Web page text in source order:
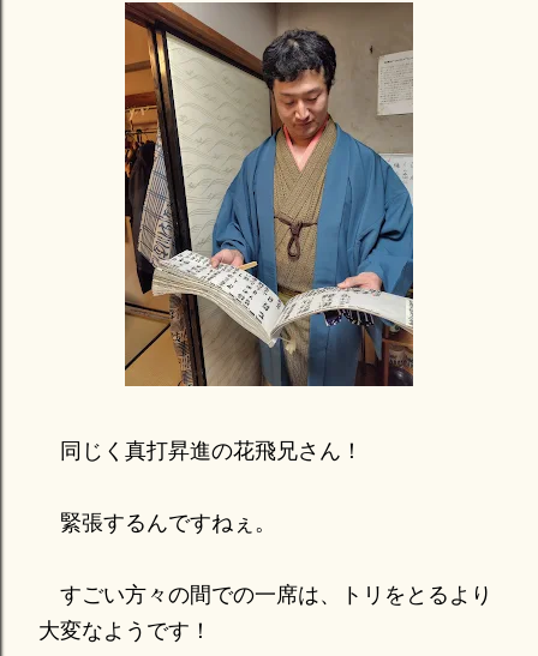
同じく真打昇進の花飛兄さん！
緊張するんですねぇ。
すごい方々の間での一席は、トリをとるより
大変なようです！